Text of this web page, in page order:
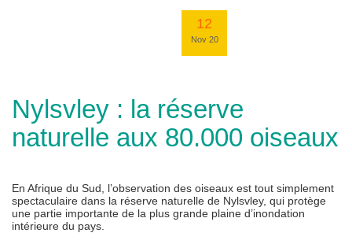
12
Nov 20
Nylsvley : la réserve
naturelle aux 80.000 oiseaux
En Afrique du Sud, l’observation des oiseaux est tout simplement
spectaculaire dans la réserve naturelle de Nylsvley, qui protège
une partie importante de la plus grande plaine d’inondation
intérieure du pays.